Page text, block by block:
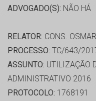
ADVOGADO(S): NÃO HÁ
RELATOR: CONS.
PROCESSO: TC/643/
ASSUNTO: UTILIZAÇÃO
ADMINISTRATIVO 2016
PROTOCOLO: 1768191